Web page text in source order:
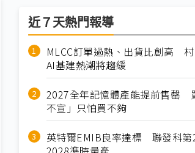
近７天熱門報導
MLCC訂單過熱、出貨比創高
AI基建熱潮將趨緩
2027全年記憶體產能提前售罄
不宣」只怕買不夠
英特爾EMIB良率達標 聯發科第